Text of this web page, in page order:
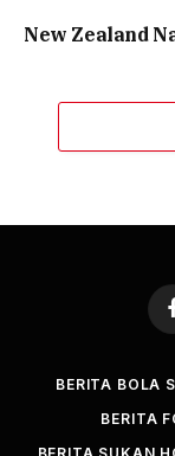
New Zealand
BERITA BOLA
BERITA